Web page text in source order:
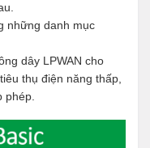
những danh mục
dây LPWAN cho
thụ điện năng thấp,
phép.